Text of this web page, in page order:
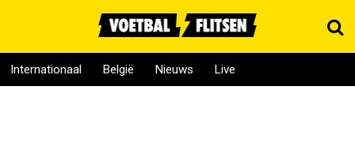
Internationaal België Nieuws Live